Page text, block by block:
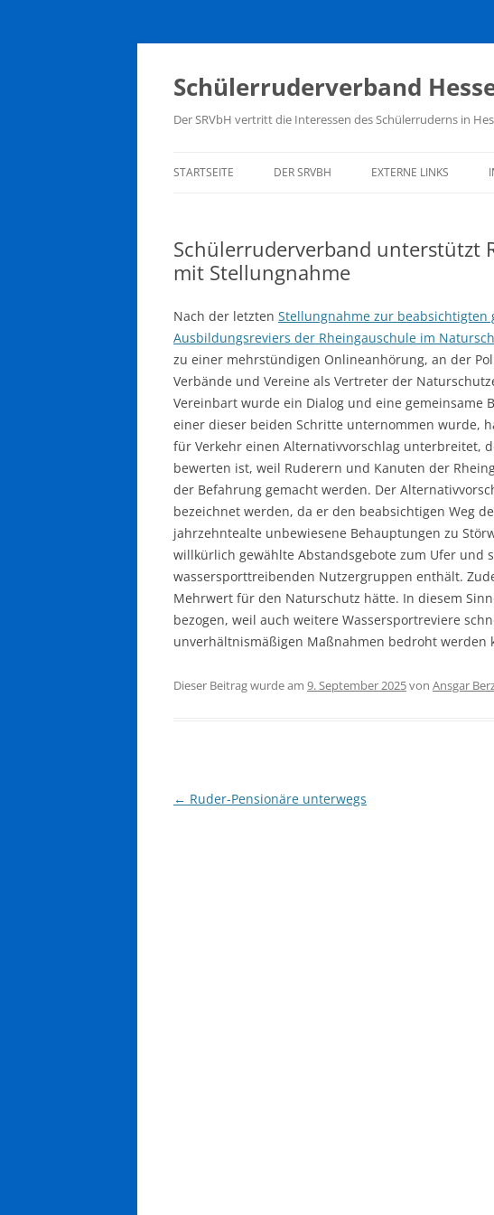
Zum
springen
Schülerruderverband
Der SRVbH vertritt die Interessen des Schülerruderns in
STARTSEITE DER SRVBH
VORSTAND
TERMINKALENDER
SATZUNG
EXTERNE LINKS
HKM SCHULSPORT
Schülerruderverband unterstützt
mit Stellungnahme
Nach der letzten Stellungnahme zur beabsichtigten
Ausbildungsreviers der Rheingauschule im
zu einer mehrstündigen Onlineanhörung, an der
Verbände und Vereine als Vertreter der
Vereinbart wurde ein Dialog und eine gemeinsame
einer dieser beiden Schritte unternommen wurde,
für Verkehr einen Alternativvorschlag unterbreitet,
bewerten ist, weil Ruderern und Kanuten der
der Befahrung gemacht werden. Der
bezeichnet werden, da er den beabsichtigen Weg
jahrzehntealte unbewiesene Behauptungen zu
willkürlich gewählte Abstandsgebote zum Ufer und
wassersporttreibenden Nutzergruppen enthält.
Mehrwert für den Naturschutz hätte. In diesem
bezogen, weil auch weitere Wassersportreviere
unverhältnismäßigen Maßnahmen bedroht werden
Dieser Beitrag wurde am 9. September 2025von Ansgar
Beitragsnavigation
← Ruder-Pensionäre unterwegs